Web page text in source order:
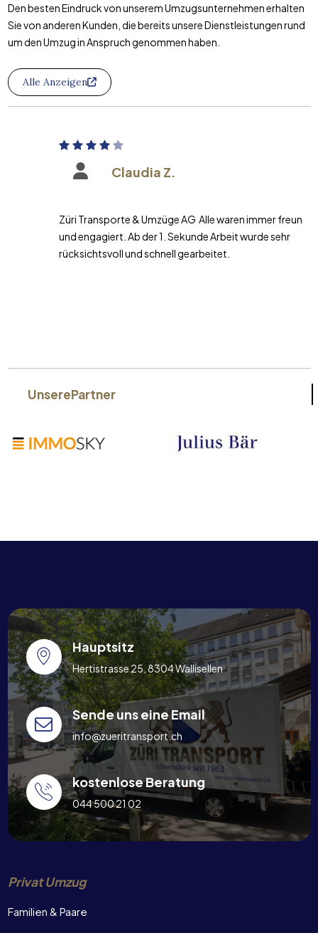
Den besten Eindruck von unserem Umzugsunternehmen erhalten
Sie von anderen Kunden, die bereits unsere Dienstleistungen rund
um den Umzug in Anspruch genommen haben.
Alle Anzeigen
Claudia Z.
Züri Transporte & Umzüge AG Alle waren immer freundlich
und engagiert. Ab der 1. Sekunde Arbeit wurde sehr
rücksichtsvoll und schnell gearbeitet.
UnserePartner
Hauptsitz
Hertistrasse 25, 8304 Wallisellen
Sende uns eine Email
info@zueritransport.ch
kostenlose Beratung
044 500 21 02
Privat Umzug
Familien & Paare